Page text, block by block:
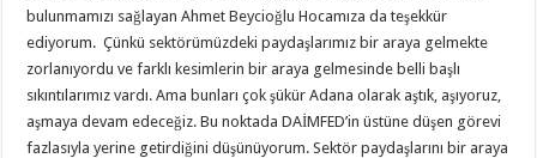
bulunmamızı sağlayan Ahmet Beycioğlu Hocamıza da teşekkür
ediyorum. Çünkü sektörümüzdeki paydaşlarımız bir araya gelmekte
zorlanıyordu ve farklı kesimlerin bir araya gelmesinde belli başlı
sıkıntılarımız vardı. Ama bunları çok şükür Adana olarak aştık, aşıyoruz,
aşmaya devam edeceğiz. Bu noktada DAİMFED’in üstüne düşen görevi
fazlasıyla yerine getirdiğini düşünüyorum. Sektör paydaşlarını bir araya